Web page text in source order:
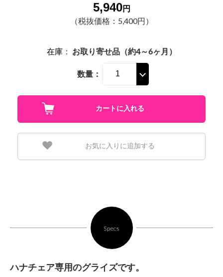
5,940円
（税抜価格：5,400円）
在庫： お取り寄せ品（約4～6ヶ月）
数量：
お気に入りに追加する
Specs
ハナチェア専用のグライズです。